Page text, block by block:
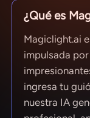
¿Qué es
Magiclight.ai
impulsada
ingresa tu
nuestra IA